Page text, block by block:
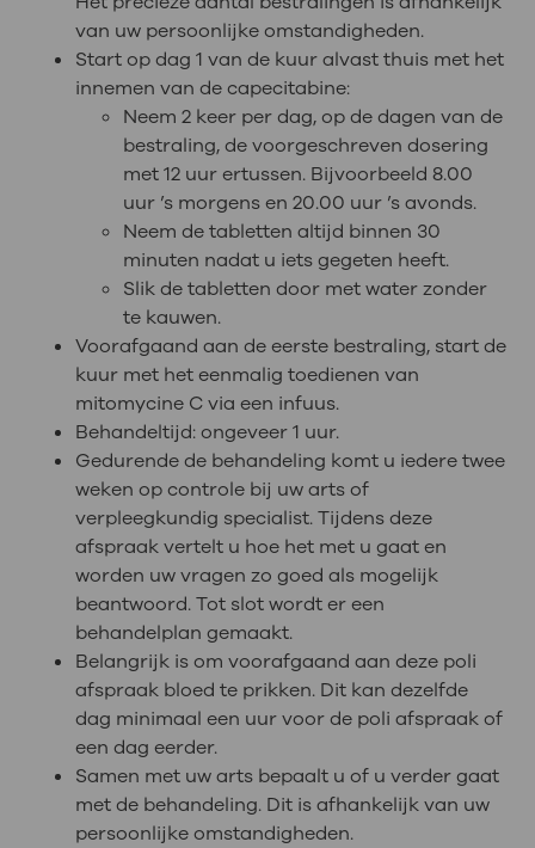
van uw persoonlijke omstandigheden.
Start op dag 1 van de kuur alvast thuis met het
innemen van de capecitabine:
Neem 2 keer per dag, op de dagen van de
bestraling, de voorgeschreven dosering
met 12 uur ertussen. Bijvoorbeeld 8.00
uur ’s morgens en 20.00 uur ’s avonds.
Neem de tabletten altijd binnen 30
minuten nadat u iets gegeten heeft.
Slik de tabletten door met water zonder
te kauwen.
Voorafgaand aan de eerste bestraling, start de
kuur met het eenmalig toedienen van
mitomycine C via een infuus.
Behandeltijd: ongeveer 1 uur.
Gedurende de behandeling komt u iedere twee
weken op controle bij uw arts of
verpleegkundig specialist. Tijdens deze
afspraak vertelt u hoe het met u gaat en
worden uw vragen zo goed als mogelijk
beantwoord. Tot slot wordt er een
behandelplan gemaakt.
Belangrijk is om voorafgaand aan deze poli
afspraak bloed te prikken. Dit kan dezelfde
dag minimaal een uur voor de poli afspraak of
een dag eerder.
Samen met uw arts bepaalt u of u verder gaat
met de behandeling. Dit is afhankelijk van uw
persoonlijke omstandigheden.